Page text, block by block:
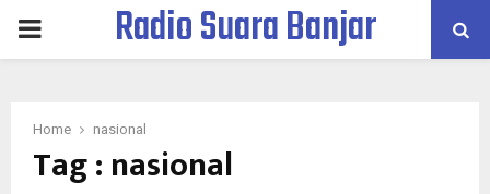
PRIMARYRadio Suara Banjar
Home nasional
Tag : nasional